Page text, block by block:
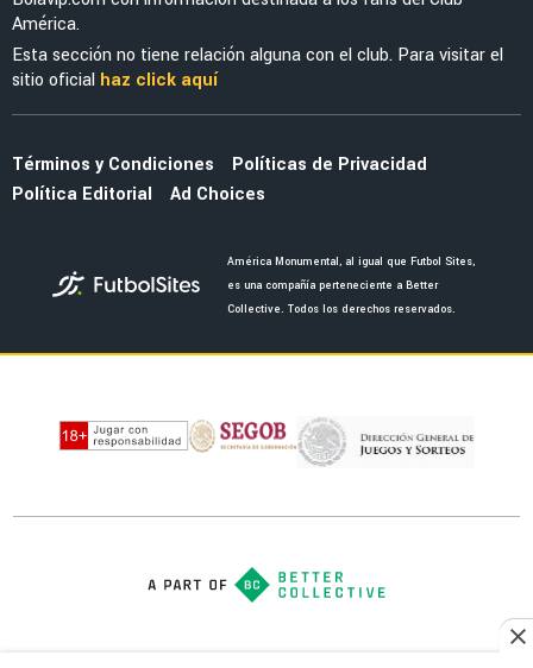
Isaías Violante puso el 3-0 ante San Diego
tras asistencia de Brian Rodríguez